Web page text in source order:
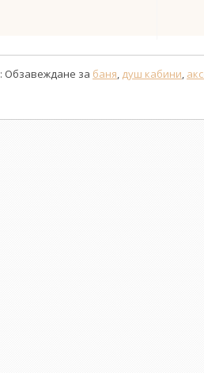
: Обзавеждане за баня, душ кабини,